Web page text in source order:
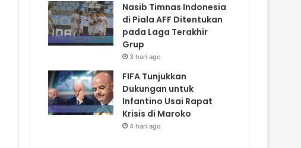
Nasib Timnas Indonesia
di Piala AFF Ditentukan
pada Laga Terakhir
Grup
3 hari ago
FIFA Tunjukkan
Dukungan untuk
Infantino Usai Rapat
Krisis di Maroko
4 hari ago